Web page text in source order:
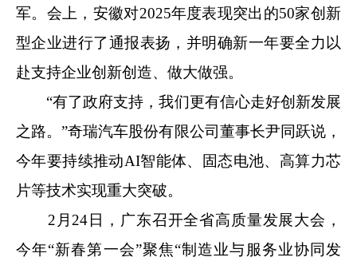
军。会上，安徽对2025年度表现突出的50家创新
型企业进行了通报表扬，并明确新一年要全力以
赴支持企业创新创造、做大做强。
“有了政府支持，我们更有信心走好创新发展
之路。”奇瑞汽车股份有限公司董事长尹同跃说，
今年要持续推动AI智能体、固态电池、高算力芯
片等技术实现重大突破。
2月24日，广东召开全省高质量发展大会，
今年“新春第一会”聚焦“制造业与服务业协同发